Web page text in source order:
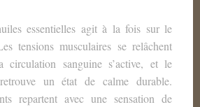
essentielles agit à la fois sur le
tensions musculaires se relâchent
circulation sanguine s’active, et le
un état de calme durable.
repartent avec une sensation de